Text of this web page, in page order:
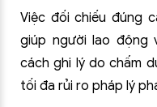
Việc đối chiếu đúng
giúp người lao động
cách ghi lý do chấm
tối đa rủi ro pháp lý